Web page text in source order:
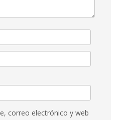
correo electrónico y web